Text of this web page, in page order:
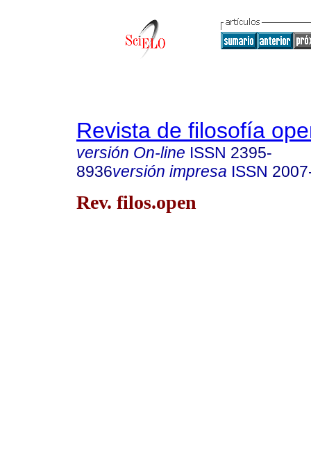
Revista de filosofía
versión On-line ISSN 2395-
8936versión impresa ISSN
Rev. filos.open